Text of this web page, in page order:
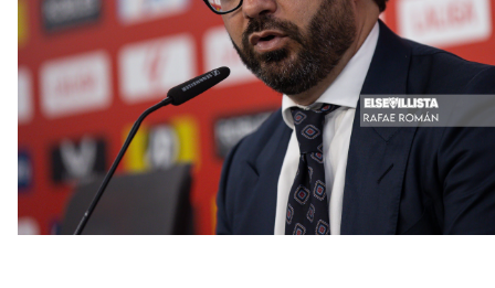
OFICIAL | Juanlu se marcha al Bournemouth
Los posibles herederos del número 16 tras la
marcha de Juanlu
Alberto Flores, muy cerca de convertirse en nuevo
jugador del Granada CF
El Granada negocia con el Sevilla FC por Alberto
Flores